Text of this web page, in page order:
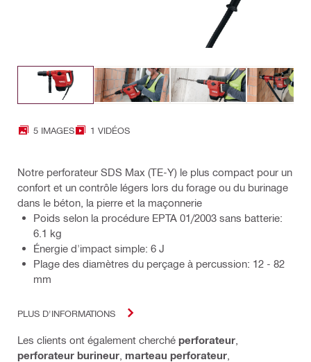
5 IMAGES 1 VIDÉOS
Notre perforateur SDS Max (TE-Y) le plus compact pour un
confort et un contrôle légers lors du forage ou du burinage
dans le béton, la pierre et la maçonnerie
Poids selon la procédure EPTA 01/2003 sans batterie:
6.1 kg
Énergie d'impact simple: 6 J
Plage des diamètres du perçage à percussion: 12 - 82
mm
PLUS D'INFORMATIONS
Les clients ont également cherché perforateur
perforateur burineur marteau perforateur